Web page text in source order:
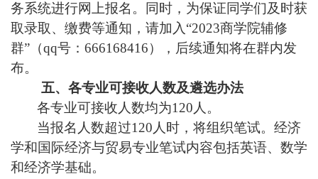
务系统进行网上报名。同时，为保证同学们及时获
取录取、缴费等通知，请加入“2023商学院辅修
群”（qq号： 666168416），后续通知将在群内发
布。
五、各专业可接收人数及遴选办法
各专业可接收人数均为120 人。
当报名人数超过120 人时，将组织笔试。经济
学和国际经济与贸易专业笔试内容包括英语、数学
和经济学基础。